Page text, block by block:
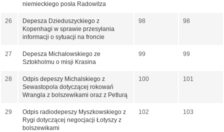
niemieckiego posła Radowitza
26
Depesza Dzieduszyckiego z
Kopenhagi w sprawie przesyłania
informacji o sytuacji na froncie
98 98
27
Depesza Michałowskiego ze
Sztokholmu o misji Krasina
99 99
28
Odpis depeszy Michalskiego z
Sewastopola dotyczącej rokowań
Wrangla z bolszewikami oraz z Petlurą
100 101
29
Odpis radiodepeszy Myszkowskiego z
Rygi dotyczącej negocjacji Łotyszy z
bolszewikami
102 103